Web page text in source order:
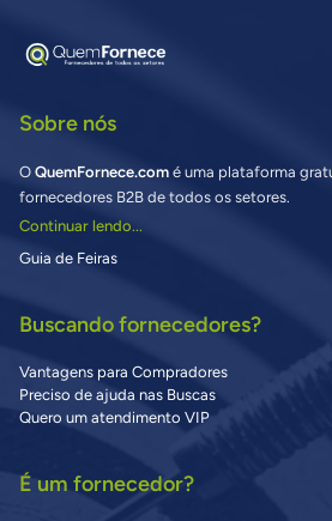
Sobre nós
O QuemFornece.com é uma plataforma
fornecedores B2B de todos os setores.
Continuar lendo...
Guia de Feiras
Buscando fornecedores?
Vantagens para Compradores
Preciso de ajuda nas Buscas
Quero um atendimento VIP
É um fornecedor?